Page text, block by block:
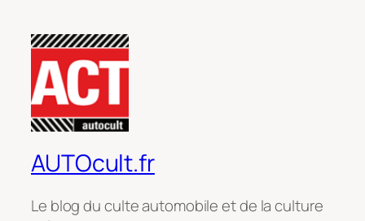
AUTOcult.fr
Le blog du culte automobile et de la culture